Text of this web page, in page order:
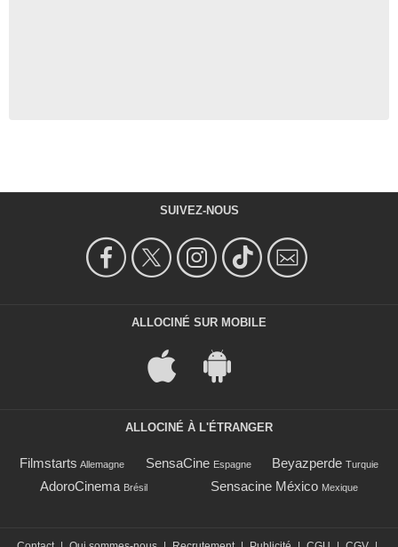
SUIVEZ-NOUS
ALLOCINÉ SUR MOBILE
ALLOCINÉ À L'ÉTRANGER
Filmstarts Allemagne SensaCine Espagne Beyazperde Turquie
AdoroCinema Brésil Sensacine México Mexique